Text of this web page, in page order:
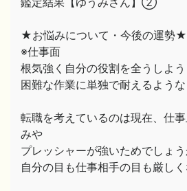
★お悩みについて・今後の運勢★
※仕事面
根気強く自分の役割を全うしよう
困難な作業に単独で耐えるような
転職を考えているのは現在、仕
みや
プレッシャーが強いためでしょう
自分の目も仕事相手の目も厳しく